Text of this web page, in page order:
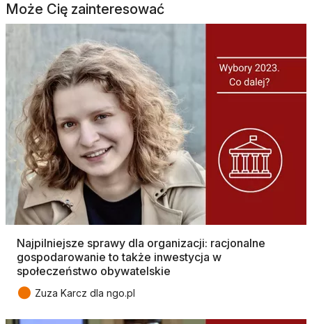
Może Cię zainteresować
Najpilniejsze sprawy dla organizacji: racjonalne
gospodarowanie to także inwestycja w
społeczeństwo obywatelskie
● Zuza Karcz dla ngo.pl